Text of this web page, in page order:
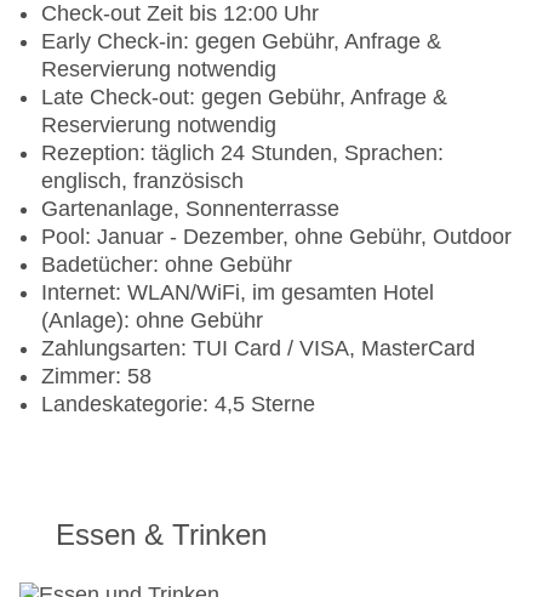
Check-out Zeit bis 12:00 Uhr
Early Check-in: gegen Gebühr, Anfrage &
Reservierung notwendig
Late Check-out: gegen Gebühr, Anfrage &
Reservierung notwendig
Rezeption: täglich 24 Stunden, Sprachen:
englisch, französisch
Gartenanlage, Sonnenterrasse
Pool: Januar - Dezember, ohne Gebühr, Outdoor
Badetücher: ohne Gebühr
Internet: WLAN/WiFi, im gesamten Hotel
(Anlage): ohne Gebühr
Zahlungsarten: TUI Card / VISA, MasterCard
Zimmer: 58
Landeskategorie: 4,5 Sterne
Essen & Trinken